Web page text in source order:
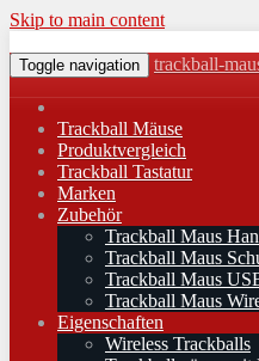
Skip to main content
Toggle navigation trackball-
Trackball Mäuse
Produktvergleich
Trackball Tastatur
Marken
Zubehör
Trackball Maus
Trackball Maus
Trackball Maus
Trackball Maus
Eigenschaften
Wireless Trackballs